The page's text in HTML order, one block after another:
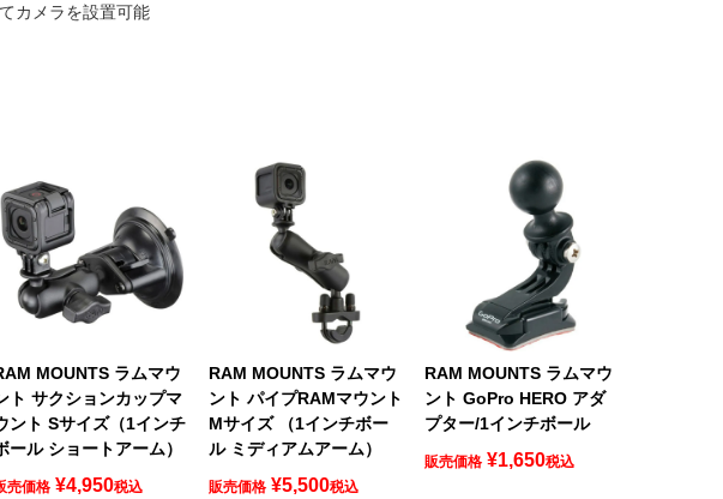
カメラを設置可能
MOUNTS ラムマウ
ト サクションカップマ
ント Sサイズ（1インチ
ール ショートアーム）
売価格 ¥4,950税込
RAM MOUNTS ラムマウ
ント パイプRAMマウント
Mサイズ （1インチボー
ル ミディアムアーム）
販売価格 ¥5,500税込
RAM MOUNTS ラムマウ
ント GoPro HERO アダ
プター/1インチボール
販売価格 ¥1,650税込